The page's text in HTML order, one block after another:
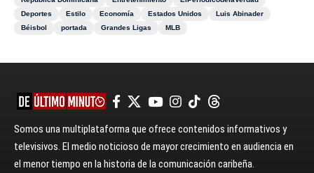
Deportes
Estilo Economía Estados Unidos
Luis Abinader
Béisbol
portada Grandes Ligas MLB
Somos una multiplataforma que ofrece contenidos informativos y
televisivos. El medio noticioso de mayor crecimiento en audiencia en
el menor tiempo en la historia de la comunicación caribeña.